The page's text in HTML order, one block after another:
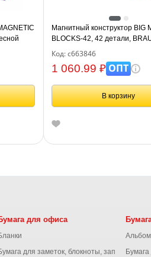
Магнитный конструктор BIG
BLOCKS-42, 42 детали,
KIDS, 663846
Код: с663846
1 060.99 ₽ОПТ
В корзину
для офиса
для заметок, блокноты, записные